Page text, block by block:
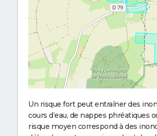
Un risque fort peut entraîner des
cours d’eau, de nappes phréatiques
risque moyen correspond à des